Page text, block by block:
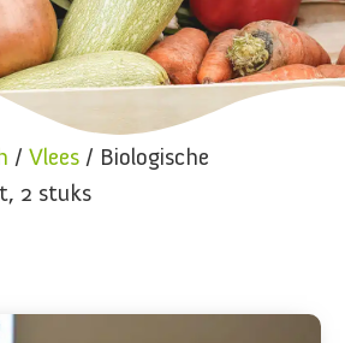
/ Vlees / Biologische
2 stuks